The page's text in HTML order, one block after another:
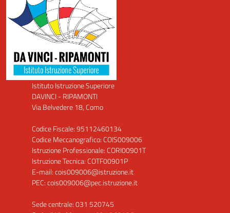
Istituto Istruzione Superiore
DAVINCI - RIPAMONTI
Via Belvedere 18, Como
Codice Fiscale: 95112460134
Codice Meccanografico: COIS009006
Istruzione Professionale: CORI00901T
Istruzione Tecnica: COTF00901P
E-mail: cois009006@istruzione.it
PEC: cois009006@pec.istruzione.it
Sede centrale: 031 520745